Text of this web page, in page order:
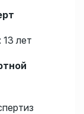
: 13 лет